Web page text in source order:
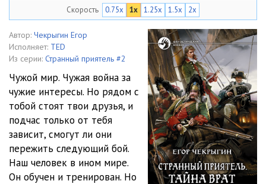
02_01 1:33:39
02_02 1:29:51
02_03 53:38
02_04 1:18:57
02_05 1:19:38
02_06 28:58
02_07 54:00
Скорость 0.75x 1x 1.25x 1.5x 2x
Автор: Чекрыгин Егор
Исполняет: TED
Из серии: Странный приятель #2
Чужой мир. Чужая война за
чужие интересы. Но рядом с
тобой стоят твои друзья, и
подчас только от тебя
зависит, смогут ли они
пережить следующий бой.
Наш человек в ином мире.
Он обучен и тренирован. Но